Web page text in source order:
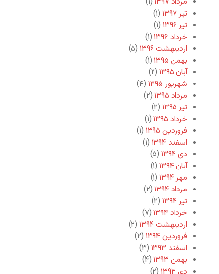
تیر ۱۳۹۷
(۱)
تیر ۱۳۹۶
(۱)
خرداد ۱۳۹۶
(۱)
اردیبهشت ۱۳۹۶
(۵)
بهمن ۱۳۹۵
(۱)
آبان ۱۳۹۵
(۲)
شهریور ۱۳۹۵
(۴)
مرداد ۱۳۹۵
(۲)
تیر ۱۳۹۵
(۲)
خرداد ۱۳۹۵
(۱)
فروردین ۱۳۹۵
(۱)
اسفند ۱۳۹۴
(۱)
دی ۱۳۹۴
(۵)
آبان ۱۳۹۴
(۱)
مهر ۱۳۹۴
(۱)
مرداد ۱۳۹۴
(۲)
تیر ۱۳۹۴
(۲)
خرداد ۱۳۹۴
(۷)
اردیبهشت ۱۳۹۴
(۲)
فروردین ۱۳۹۴
(۲)
اسفند ۱۳۹۳
(۳)
بهمن ۱۳۹۳
(۴)